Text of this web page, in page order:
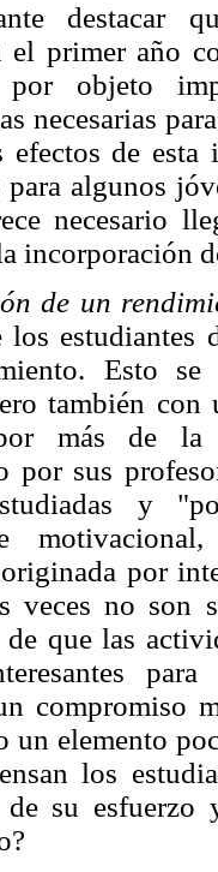
destacar
el primer año
por objeto
necesarias
efectos de
para algunos
necesario
incorporación
de un
estudiantes
Esto
también
más de la
por sus
y
por
veces no son
que las
compromiso
un elemento
los
de su